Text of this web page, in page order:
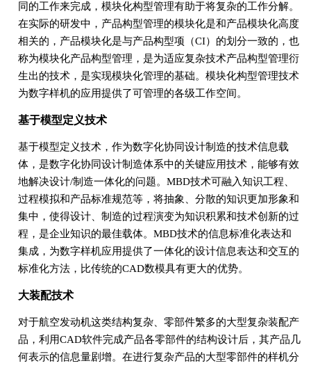
同的工作来完成，模块化构型管理有助于将复杂的工作分解。
在实际的研发中，产品构型管理的模块化是和产品模块化高度
相关的，产品模块化是与产品构型项（CI）的划分一致的，也
称为模块化产品构型管理，是为适应复杂技术产品构型管理衍
生出的技术，是实现模块化管理的基础。模块化构型管理技术
为数字样机的应用提供了可管理的各级工作空间。
基于模型定义技术
基于模型定义技术，作为数字化协同设计制造的技术信息载
体，是数字化协同设计制造体系中的关键应用技术，能够有效
地解决设计/制造一体化的问题。MBD技术可融入知识工程、
过程模拟和产品标准规范等，将抽象、分散的知识更加形象和
集中，使得设计、制造的过程演变为知识积累和技术创新的过
程，是企业知识的最佳载体。MBD技术的信息标准化表达和
集成，为数字样机应用提供了一体化的设计信息表达和交互的
标准化方法，比传统的CAD数模具有更大的优势。
大装配技术
对于航空发动机这类结构复杂、零部件繁多的大型复杂装配产
品，利用CAD软件完成产品各零部件的结构设计后，其产品几
何表示的信息量剧增。在进行复杂产品的大型零部件的样机分